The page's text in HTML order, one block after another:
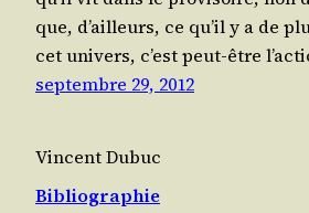
que, d’ailleurs, ce qu’il y a de
cet uni­vers, c’est peut-être
septembre 29, 2012
Vincent Dubuc
Bibliographie